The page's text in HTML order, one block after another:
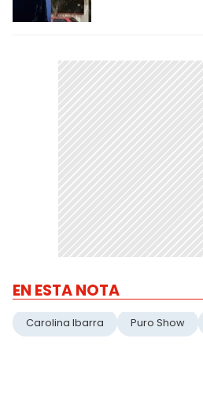
EN ESTA NOTA
Carolina Ibarra Puro Show